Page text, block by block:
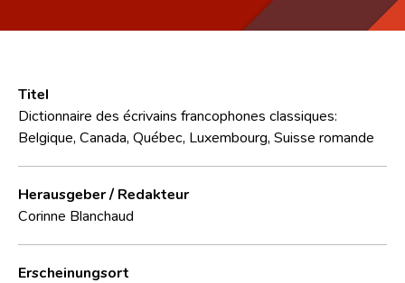
Forschungsgruppe
Kontakt
Titel
Dictionnaire des écrivains francophones classiques:
Belgique, Canada, Québec, Luxembourg, Suisse romande
Herausgeber / Redakteur
Corinne Blanchaud
Erscheinungsort